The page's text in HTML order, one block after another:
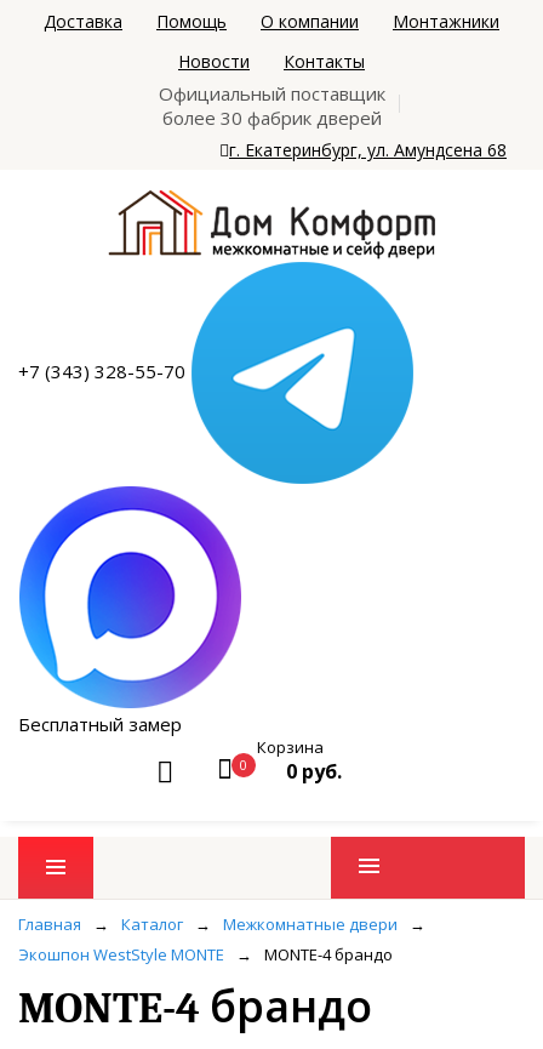
Доставка Помощь О компании
Монтажники
Новости
Контакты
Официальный поставщик
более 30 фабрик дверей
г. Екатеринбург, ул. Амундсена 68
+7 (343) 328-55-70
Бесплатный замер
0
Корзина
0 руб.
Промо товары
Главная → Каталог → Межкомнатные двери
→
Экошпон WestStyle MONTE
→ MONTE-4 брандо
MONTE-4 брандо